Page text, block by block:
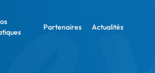
Partenaires Actualités